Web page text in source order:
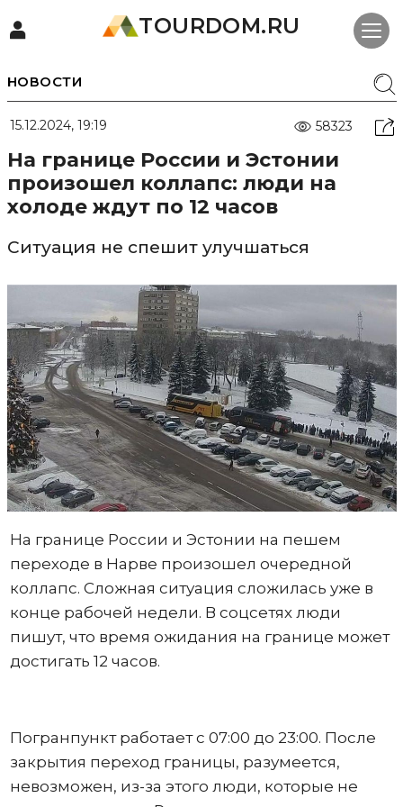
TOURDOM.RU
НОВОСТИ
15.12.2024, 19:19 58323
На границе России и Эстонии
произошел коллапс: люди на
холоде ждут по 12 часов
Ситуация не спешит улучшаться
На границе России и Эстонии на пешем
переходе в Нарве произошел очередной
коллапс. Сложная ситуация сложилась уже в
конце рабочей недели. В соцсетях люди
пишут, что время ожидания на границе может
достигать 12 часов.
Погранпункт работает с 07:00 до 23:00. После
закрытия переход границы, разумеется,
невозможен, из-за этого люди, которые не